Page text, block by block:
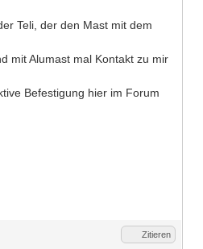
Teli, der den Mast mit dem
mit Alumast mal Kontakt zu mir
Befestigung hier im Forum
Zitieren